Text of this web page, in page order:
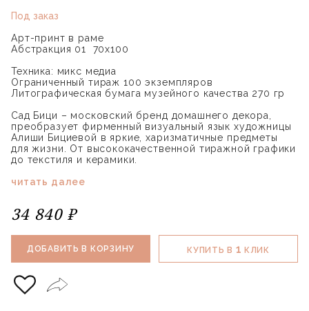
Под заказ
Арт-принт в раме
Абстракция 01 70x100
Техника: микс медиа
Ограниченный тираж 100 экземпляров
Литографическая бумага музейного качества 270 гр
Сад Бици – московский бренд домашнего декора,
преобразует фирменный визуальный язык художницы
Алиши Бициевой в яркие, харизматичные предметы
для жизни. От высококачественной тиражной графики
до текстиля и керамики.
читать далее
34 840 ₽
ДОБАВИТЬ В КОРЗИНУ КУПИТЬ В 1 КЛИК